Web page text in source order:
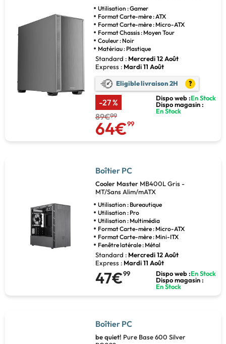
Utilisation : Gamer
Format Carte-mère : ATX
Format Carte-mère : Micro-ATX
Format Chassis : Moyen Tour
Couleur : Noir
Matériau : Plastique
Standard : Mercredi 12 Août
Express : Mardi 11 Août
Eligible livraison 2H ?
-27 %
89€99
64€99
Dispo web :En Stock
Dispo magasin :
En Stock
Boîtier PC
Cooler Master MB400L Gris -
MT/Sans Alim/mATX
Utilisation : Bureautique
Utilisation : Pro
Utilisation : Multimédia
Format Carte-mère : Micro-ATX
Format Carte-mère : Mini-ITX
Fenêtre latérale : Métal
Standard : Mercredi 12 Août
Express : Mardi 11 Août
47€99 Dispo web :En Stock
Dispo magasin :
En Stock
Boîtier PC
be quiet! Pure Base 600 Silver